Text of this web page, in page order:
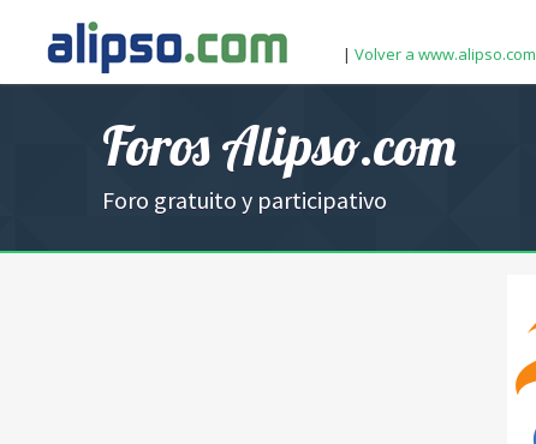
| Volver a www.alipso.com
Foros Alipso.com
Foro gratuito y participativo